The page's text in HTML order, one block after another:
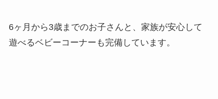
6ヶ月から3歳までのお子さんと、家族が安心して
遊べるベビーコーナーも完備しています。